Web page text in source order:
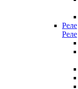
Реле
Реле